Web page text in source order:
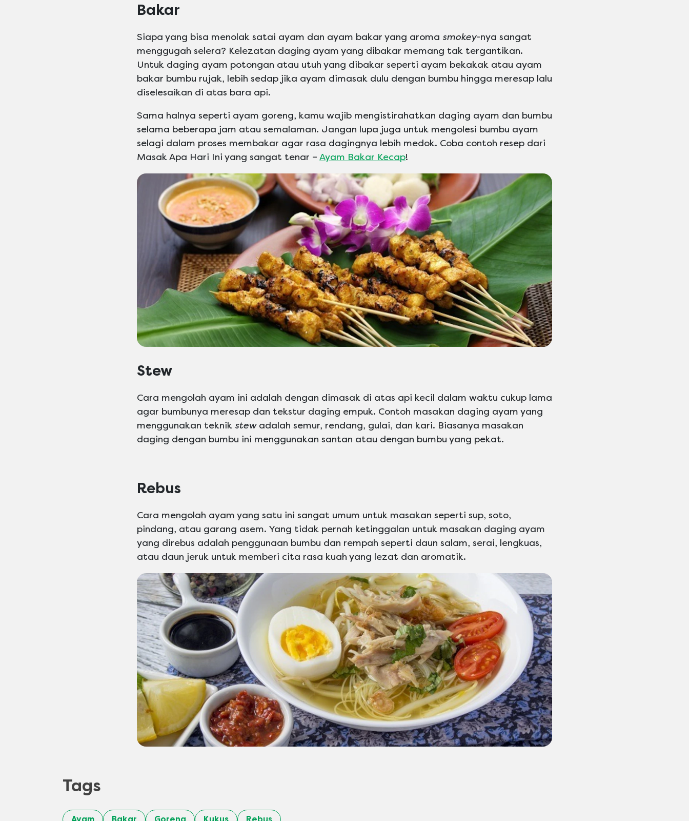
Bakar
Siapa yang bisa menolak satai ayam dan ayam bakar yang aroma smokey-nya sangat
menggugah selera? Kelezatan daging ayam yang dibakar memang tak tergantikan.
Untuk daging ayam potongan atau utuh yang dibakar seperti ayam bekakak atau ayam
bakar bumbu rujak, lebih sedap jika ayam dimasak dulu dengan bumbu hingga meresap lalu
diselesaikan di atas bara api.
Sama halnya seperti ayam goreng, kamu wajib mengistirahatkan daging ayam dan bumbu
selama beberapa jam atau semalaman. Jangan lupa juga untuk mengolesi bumbu ayam
selagi dalam proses membakar agar rasa dagingnya lebih medok. Coba contoh resep dari
Masak Apa Hari Ini yang sangat tenar – Ayam Bakar Kecap!
Stew
Cara mengolah ayam ini adalah dengan dimasak di atas api kecil dalam waktu cukup lama
agar bumbunya meresap dan tekstur daging empuk. Contoh masakan daging ayam yang
menggunakan teknik stewadalah semur, rendang, gulai, dan kari. Biasanya masakan
daging dengan bumbu ini menggunakan santan atau dengan bumbu yang pekat.
Rebus
Cara mengolah ayam yang satu ini sangat umum untuk masakan seperti sup, soto,
pindang, atau garang asem. Yang tidak pernah ketinggalan untuk masakan daging ayam
yang direbus adalah penggunaan bumbu dan rempah seperti daun salam, serai, lengkuas,
atau daun jeruk untuk memberi cita rasa kuah yang lezat dan aromatik.
Tags